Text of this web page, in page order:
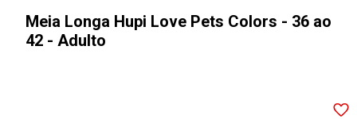
Meia Longa Hupi Love Pets Colors - 36 ao
42 - Adulto